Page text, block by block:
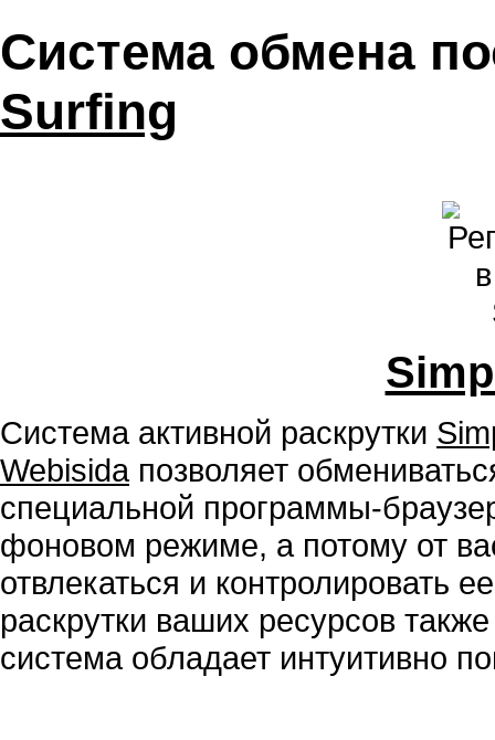
Система обмена
Surfing
Система активной раскрутки
Webisidaпозволяет
специальной программы-
фоновом режиме, а потому от
отвлекаться и контролировать
раскрутки ваших ресурсов
система обладает интуитивно